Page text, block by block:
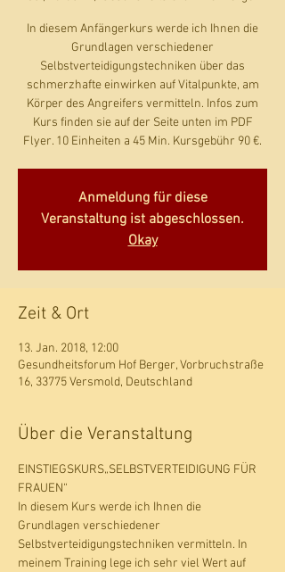
In diesem Anfängerkurs werde ich Ihnen die
Grundlagen verschiedener
Selbstverteidigungstechniken über das
schmerzhafte einwirken auf Vitalpunkte, am
Körper des Angreifers vermitteln. Infos zum
Kurs finden sie auf der Seite unten im PDF
Flyer. 10 Einheiten a 45 Min. Kursgebühr 90 €.
Anmeldung für diese
Veranstaltung ist abgeschlossen.
Okay
Zeit & Ort
13. Jan. 2018, 12:00
Gesundheitsforum Hof Berger, Vorbruchstraße
16, 33775 Versmold, Deutschland
Über die Veranstaltung
EINSTIEGSKURS„SELBSTVERTEIDIGUNG FÜR
FRAUEN“
In diesem Kurs werde ich Ihnen die
Grundlagen verschiedener
Selbstverteidigungstechniken vermitteln. In
meinem Training lege ich sehr viel Wert auf